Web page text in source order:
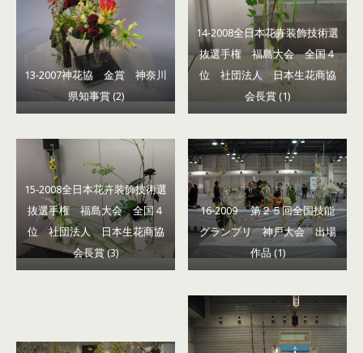
13-2007神花協 金賞 神奈川
県知事賞 (2)
14-2008全日本花卉装飾技術選
抜選手権 福島大会 全国４
位 社団法人 日本生花商協
会長賞 (1)
15-2008全日本花卉装飾技術選
抜選手権 福島大会 全国４
位 社団法人 日本生花商協
会長賞 (3)
16-2009 第２５回全国技能
グランプリ 神戸大会 出場
作品 (1)